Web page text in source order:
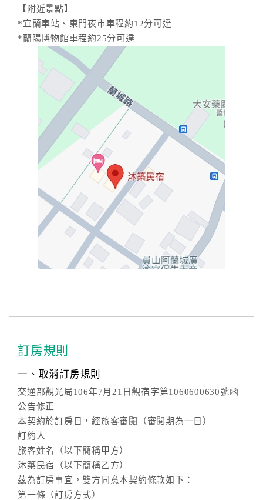
【附近景點】
*宜蘭車站、東門夜市車程約12分可達
*蘭陽博物館車程約25分可達
訂房規則
一、取消訂房規則
交通部觀光局106年7月21日觀宿字第1060600630號函
公告修正
本契約於訂房日，經旅客審閱（審閱期為一日）
訂約人
旅客姓名（以下簡稱甲方）
沐築民宿（以下簡稱乙方）
茲為訂房事宜，雙方同意本契約條款如下：
第一條（訂房方式）